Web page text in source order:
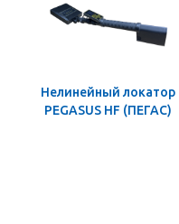
Нелинейный локатор
PEGASUS HF (ПЕГАС)